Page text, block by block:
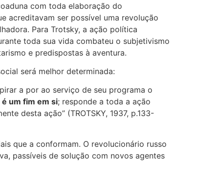
com toda elaboração do
acreditavam ser possível uma revolução
Para Trotsky, a ação política
toda sua vida combateu o subjetivismo
e predispostas à aventura.
será melhor determinada:
a por ao serviço de seu programa o
um fim em si; responde a toda a ação
desta ação” (TROTSKY, 1937, p.133-
que a conformam. O revolucionário russo
passíveis de solução com novos agentes